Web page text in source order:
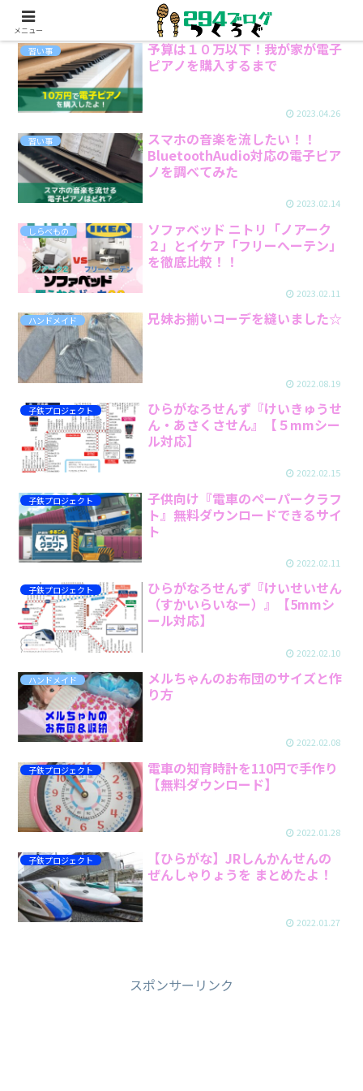
習い事
予算は１０万以下！我が家が電子
ピアノを購入するまで
2023.04.26
習い事
スマホの音楽を流したい！！
BluetoothAudio対応の電子ピア
ノを調べてみた
2023.02.14
しらべもの
ソファベッド ニトリ「ノアーク
２」とイケア「フリーへーテン」
を徹底比較！！
2023.02.11
ハンドメイド 兄妹お揃いコーデを縫いました☆
2022.08.19
子鉄プロジェクト
ひらがなろせんず『けいきゅうせ
ん・あさくさせん』【５mmシー
ル対応】
2022.02.15
子鉄プロジェクト
子供向け『電車のペーパークラフ
ト』無料ダウンロードできるサイ
ト
2022.02.11
子鉄プロジェクト
ひらがなろせんず『けいせいせん
（すかいらいなー）』【5mmシ
ール対応】
2022.02.10
ハンドメイド
メルちゃんのお布団のサイズと作
り方
2022.02.08
子鉄プロジェクト
電車の知育時計を110円で手作り
【無料ダウンロード】
2022.01.28
子鉄プロジェクト
【ひらがな】JRしんかんせんの
ぜんしゃりょうを まとめたよ！
2022.01.27
スポンサーリンク
メニュー